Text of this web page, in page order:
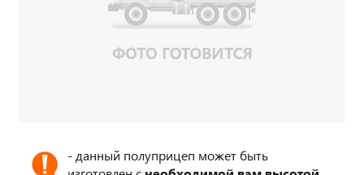
- данный полуприцеп может быть